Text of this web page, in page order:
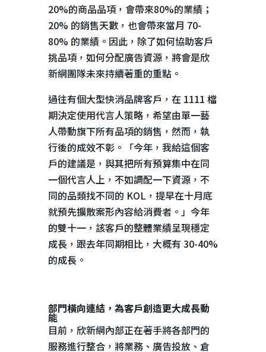
20%的商品品項，會帶來80%的業績；
20% 的銷售天數，也會帶來當月 70-
80% 的業績。因此，除了如何協助客戶
挑品項，如何分配廣告資源，將會是欣
新網團隊未來持續著重的重點。
過往有個大型快消品牌客戶，在 1111 檔
期決定使用代言人策略，希望由單一藝
人帶動旗下所有品項的銷售，然而，執
行後的成效不彰。「今年，我給這個客
戶的建議是，與其把所有預算集中在同
一個代言人上，不如調配一下資源，不
同的品類找不同的 KOL ，提早在十月底
就預先擴散案形內容給消費者。」今年
的雙十一，該客戶的整體業績呈現穩定
成長，跟去年同期相比，大概有 30-40%
的成長。
部門橫向連結，為客戶創造更大成長動
能
目前，欣新網內部正在著手將各部門的
服務進行整合，將業務、廣告投放、倉